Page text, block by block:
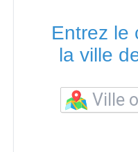
Entrez le
la ville